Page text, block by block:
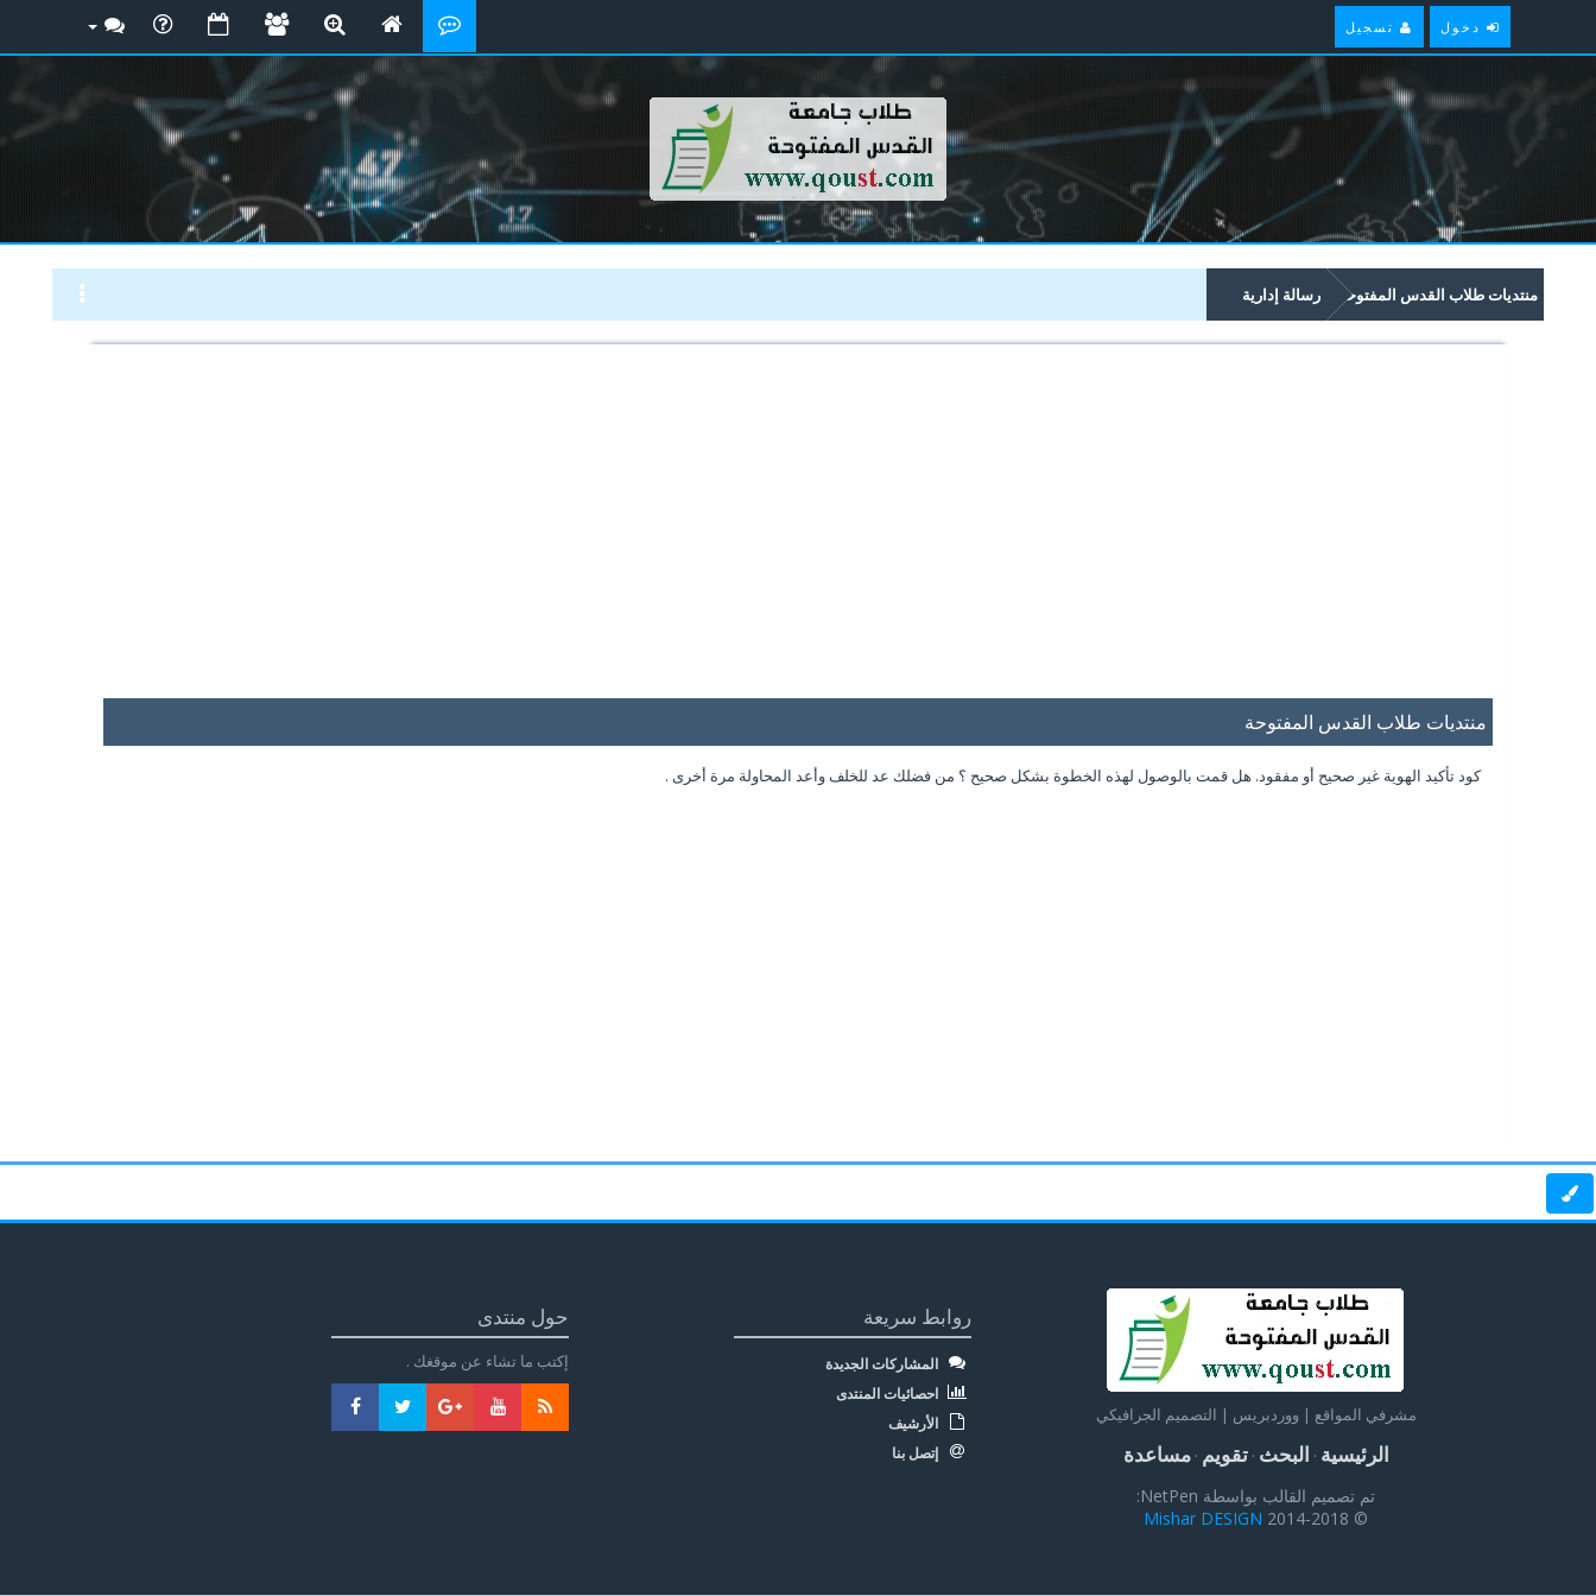
دخول تسجيل
منتديات طلاب القدس المفتوحة رسالة إدارية
منتديات طلاب القدس المفتوحة
كود تأكيد الهوية غير صحيح أو مفقود. هل قمت بالوصول لهذه الخطوة بشكل صحيح ؟ من فضلك عد للخلف وأعد المحاولة مرة أخرى .
مشرفي المواقع | ووردبريس | التصميم الجرافيكي
الرئيسية · البحث ·تقويم ·مساعدة
تم تصميم القالب بواسطة NetPen:
© 2014-2018
روابط سريعة
المشاركات الجديدة
احصائيات المنتدى
الأرشيف
إتصل بنا
حول منتدى
إكتب ما تشاء عن موقغك .